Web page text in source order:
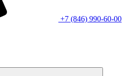
+7 (846) 990-60-00